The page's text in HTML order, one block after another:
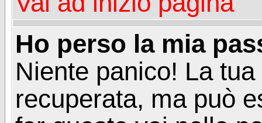
Ho perso la mia
Niente panico! La
recuperata, ma può